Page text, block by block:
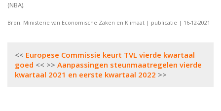
(NBA).
Bron: Ministerie van Economische Zaken en Klimaat | publicatie | 16-12-2021
Bericht
navigatie
Europese Commissie keurt TVL vierde kwartaal
goed
Aanpassingen steunmaatregelen vierde
kwartaal 2021 en eerste kwartaal 2022